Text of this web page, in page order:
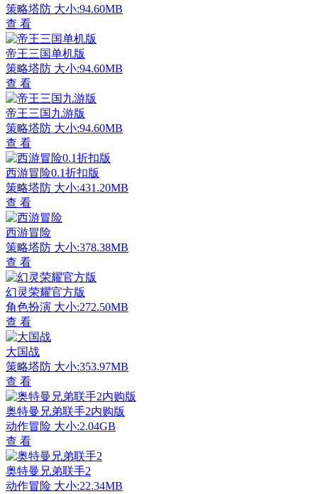
策略塔防 大小:94.60MB
查 看
帝王三国单机版
策略塔防 大小:94.60MB
查 看
帝王三国九游版
策略塔防 大小:94.60MB
查 看
西游冒险0.1折扣版
策略塔防 大小:431.20MB
查 看
西游冒险
策略塔防 大小:378.38MB
查 看
幻灵荣耀官方版
角色扮演 大小:272.50MB
查 看
大国战
策略塔防 大小:353.97MB
查 看
奥特曼兄弟联手2内购版
动作冒险 大小:2.04GB
查 看
奥特曼兄弟联手2
动作冒险 大小:22.34MB